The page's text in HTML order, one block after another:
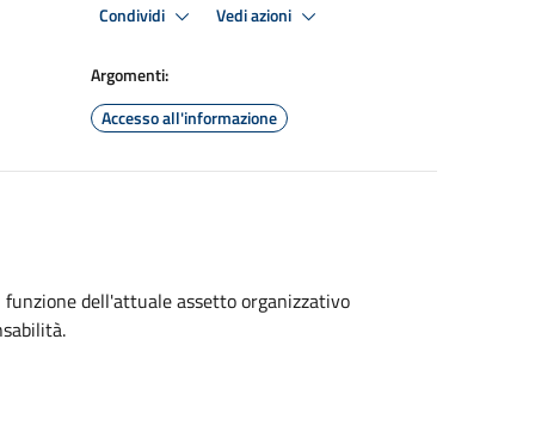
Condividi Vedi azioni
Argomenti:
Accesso all'informazione
dell'attuale assetto organizzativo